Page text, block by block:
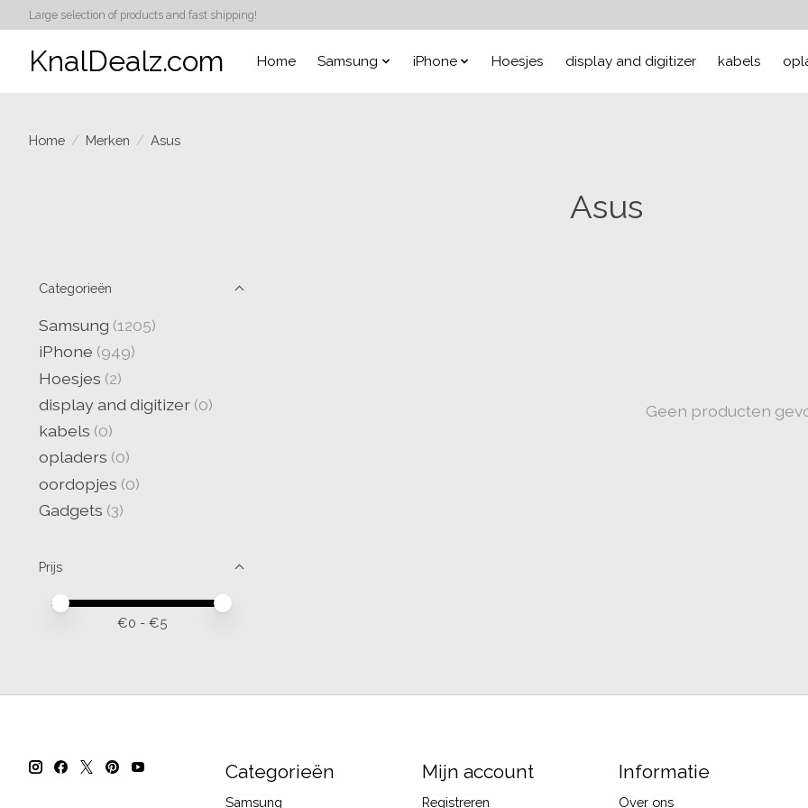
Large selection of products and fast shipping!
KnalDealz.com Home Samsung iPhone Hoesjes display and digitizer kabels
Home / Merken / Asus
Asus
Categorieën
Samsung (1205)
iPhone (949)
Hoesjes (2)
display and digitizer (0)
kabels (0)
opladers (0)
oordopjes (0)
Gadgets (3)
Prijs
Minimale prijswaarde
Price maximum value
€0 - €5
Geen producten
Categorieën
Samsung
Mijn account
Registreren
Informatie
Over ons